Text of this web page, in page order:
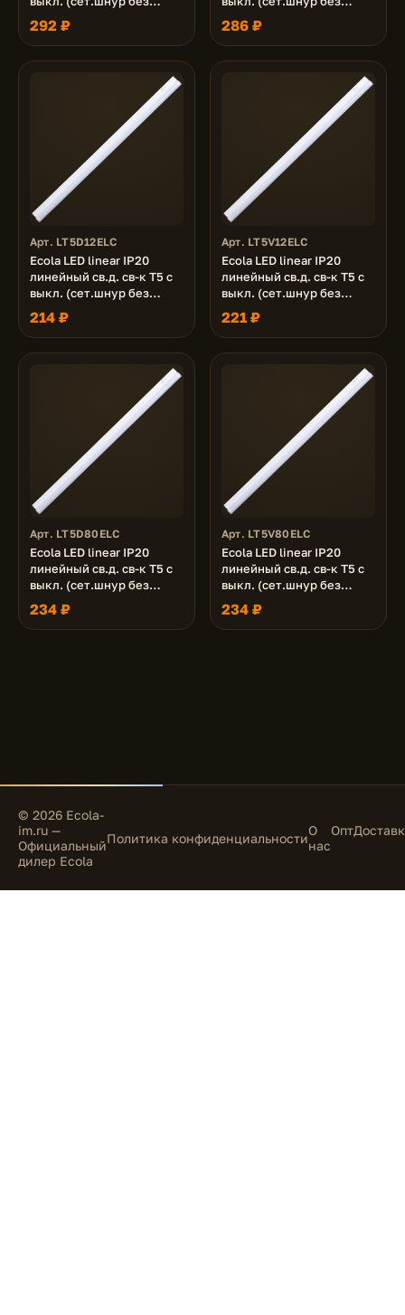
вилки, жест.коннектор)
14W 220V 4200K
870x22x35
292 ₽
вилки, жест.коннектор)
14W 220V 2700K
870x22x35
286 ₽
Арт. LT5D12ELC
Ecola LED linear IP20
линейный св.д. св-к T5 с
выкл. (сет.шнур без
вилки, жест.коннектор)
12W 220V 6500K
570x22x33
214 ₽
Арт. LT5V12ELC
Ecola LED linear IP20
линейный св.д. св-к T5 с
выкл. (сет.шнур без
вилки, жест.коннектор)
12W 220V 4200K
570x22x33
221 ₽
Арт. LT5D80ELC
Ecola LED linear IP20
линейный св.д. св-к T5 с
выкл. (сет.шнур без
вилки, жест.коннектор)
8W 220V 6500K
570x22x33
234 ₽
Арт. LT5V80ELC
Ecola LED linear IP20
линейный св.д. св-к T5 с
выкл. (сет.шнур без
вилки, жест.коннектор)
8W 220V 4200K
570x22x33
234 ₽
© 2026 Ecola-
im.ru —
Официальный
дилер Ecola
Политика конфиденциальностиО
нас
Опт